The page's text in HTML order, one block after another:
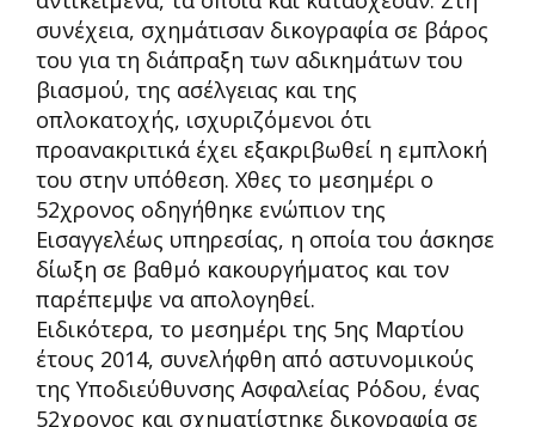
συνέχεια, σχημάτισαν δικογραφία σε βάρος
του για τη διάπραξη των αδικημάτων του
βιασμού, της ασέλγειας και της
οπλοκατοχής, ισχυριζόμενοι ότι
προανακριτικά έχει εξακριβωθεί η εμπλοκή
του στην υπόθεση. Χθες το μεσημέρι ο
52χρονος οδηγήθηκε ενώπιον της
Εισαγγελέως υπηρεσίας, η οποία του άσκησε
δίωξη σε βαθμό κακουργήματος και τον
παρέπεμψε να απολογηθεί.
Ειδικότερα, το μεσημέρι της 5ης Μαρτίου
έτους 2014, συνελήφθη από αστυνομικούς
της Υποδιεύθυνσης Ασφαλείας Ρόδου, ένας
52χρονος και σχηματίστηκε δικογραφία σε